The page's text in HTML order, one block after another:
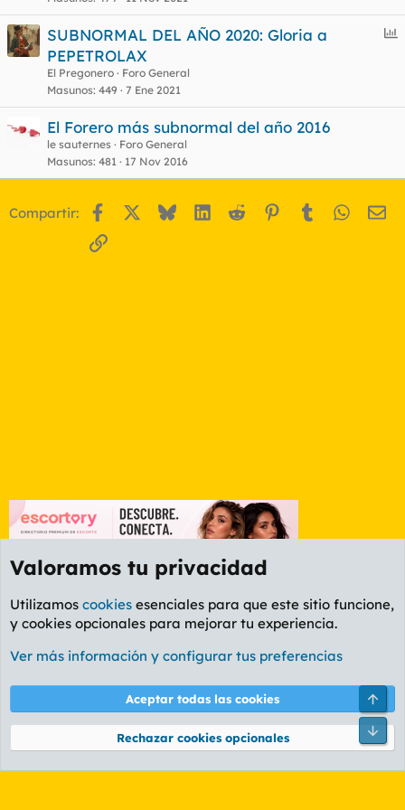
a
d
E
e
SUBNORMAL DEL AÑO 2020: Gloria a
PEPETROLAX
El Pregonero
Foro General
Masunos 449 7 Ene 2021
El Forero más subnormal del año 2016
le sauternes
Foro General
Masunos 481 17 Nov 2016
Compartir: Facebook BlueskyLinkedIn
Reddit Pinterest
Tumblr
Enlace
Foro General
Cookies
PL OLDSTYLE AMARILLO
Términos y reglas Política de privacidad Ayuda
Community platform by XenForo® © 2010-2026 XenForo Ltd.
Valoramos tu privacidad
Utilizamos cookies esenciales para que este sitio funcione,
y cookies opcionales para mejorar tu experiencia.
Ver más información y configurar tus preferencias
Aceptar todas las cookies
Rechazar cookies opcionales
Pie